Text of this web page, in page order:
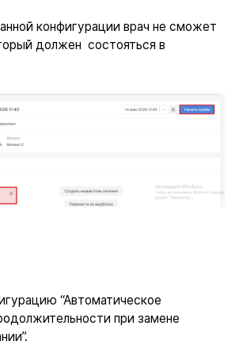
конфигурации врач не сможет
должен состояться в
“Автоматическое
при замене